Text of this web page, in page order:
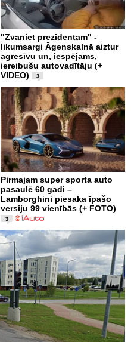
"Zvaniet prezidentam" -
likumsargi Āgenskalnā aiztur
agresīvu un, iespējams,
iereibušu autovadītāju (+
VIDEO)
3
Pirmajam super sporta auto
pasaulē 60 gadi –
Lamborghini piesaka īpašo
versiju 99 vienībās (+ FOTO)
3